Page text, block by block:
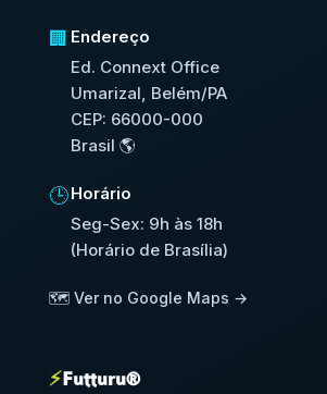
🏢 Endereço
Ed. Connext Office
Umarizal, Belém/PA
CEP: 66000-000
Brasil 🌎
🕒Horário
Seg-Sex: 9h às 18h
(Horário de Brasília)
🗺️ Ver no Google Maps →
⚡Futturu®